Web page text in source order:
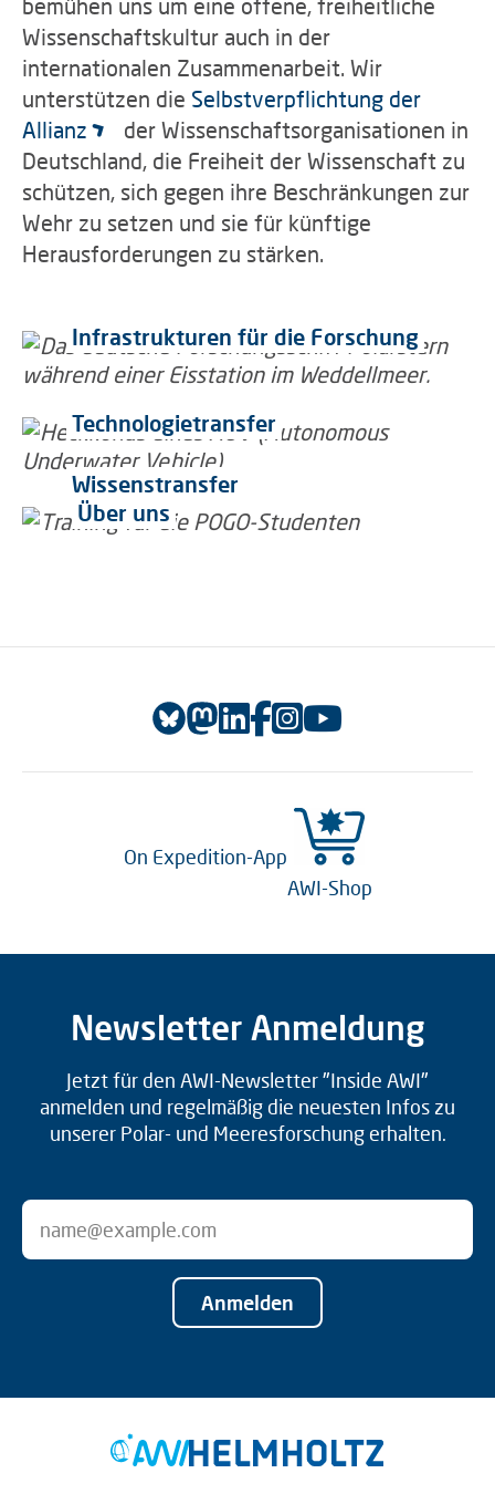
bemühen uns um eine offene, freiheitliche
Wissenschaftskultur auch in der
internationalen Zusammenarbeit. Wir
unterstützen die Selbstverpflichtung der
Allianz
der Wissenschaftsorganisationen in
Deutschland, die Freiheit der Wissenschaft zu
schützen, sich gegen ihre Beschränkungen zur
Wehr zu setzen und sie für künftige
Herausforderungen zu stärken.
Infrastrukturen für die Forschung
Technologietransfer
Wissenstransfer
Über uns
On Expedition-App
AWI-Shop
Newsletter Anmeldung
Jetzt für den AWI-Newsletter "Inside AWI"
anmelden und regelmäßig die neuesten Infos zu
unserer Polar- und Meeresforschung erhalten.
Anmelden